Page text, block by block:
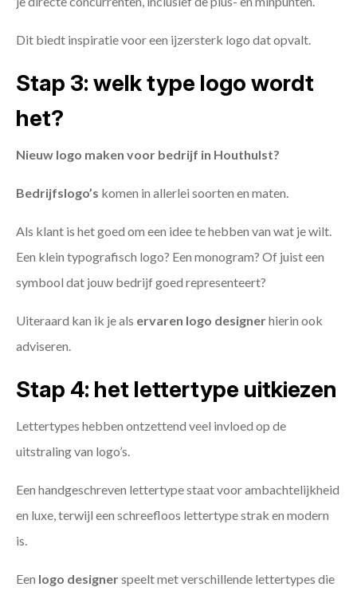
Dit biedt inspiratie voor een ijzersterk logo dat opvalt.
Stap 3: welk type logo wordt
het?
Nieuw logo maken voor bedrijf in Houthulst?
Bedrijfslogo’s komen in allerlei soorten en maten.
Als klant is het goed om een idee te hebben van wat je wilt.
Een klein typografisch logo? Een monogram? Of juist een
symbool dat jouw bedrijf goed representeert?
Uiteraard kan ik je als ervaren logo designerhierin ook
adviseren.
Stap 4: het lettertype uitkiezen
Lettertypes hebben ontzettend veel invloed op de
uitstraling van logo’s.
Een handgeschreven lettertype staat voor ambachtelijkheid
en luxe, terwijl een schreefloos lettertype strak en modern
is.
Een logo designerspeelt met verschillende lettertypes die